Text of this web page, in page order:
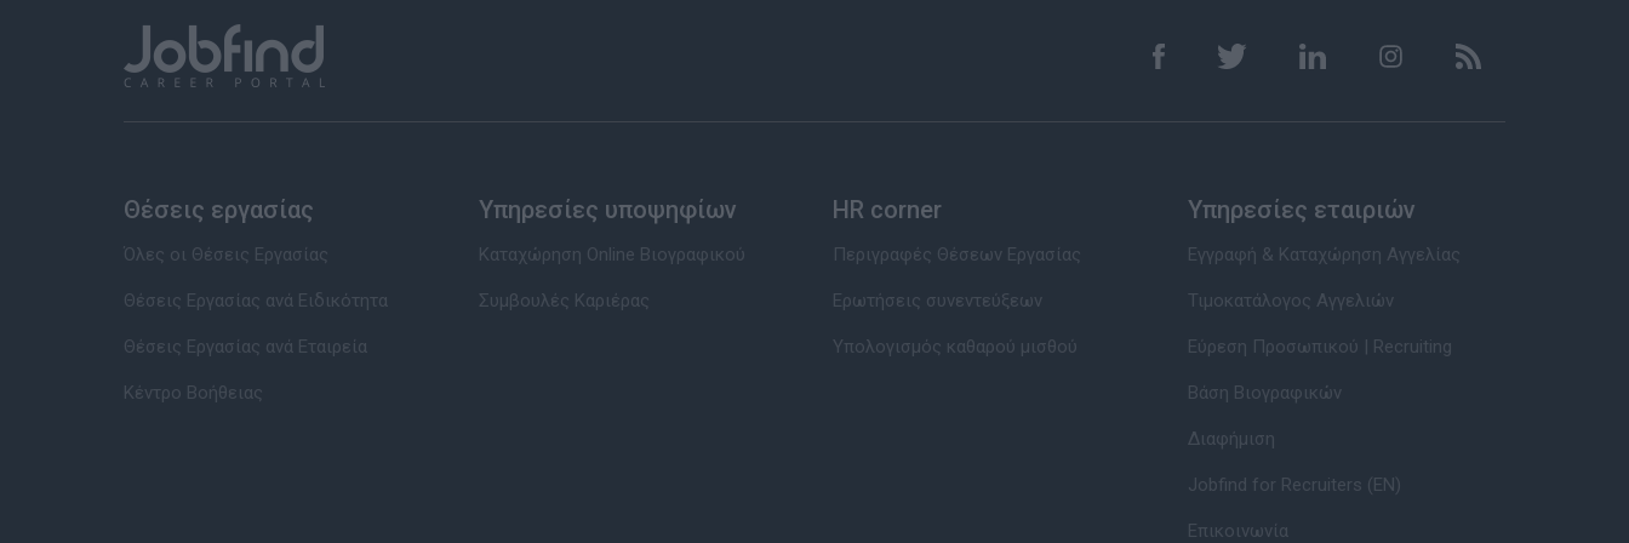
Θέσεις εργασίας
Όλες οι Θέσεις Εργασίας
Θέσεις Εργασίας ανά Ειδικότητα
Θέσεις Εργασίας ανά Εταιρεία
Κέντρο Βοήθειας
Υπηρεσίες υποψηφίων
Καταχώρηση Online Βιογραφικού
Συμβουλές Καριέρας
HR corner
Περιγραφές Θέσεων Εργασίας
Ερωτήσεις συνεντεύξεων
Υπολογισμός καθαρού μισθού
Υπηρεσίες εταιριών
Εγγραφή & Καταχώρηση Αγγελίας
Τιμοκατάλογος Αγγελιών
Εύρεση Προσωπικού | Recruiting
Βάση Βιογραφικών
Διαφήμιση
Jobfind for Recruiters (EN)
Επικοινωνία